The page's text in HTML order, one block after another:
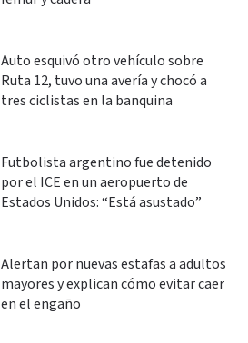
Auto esquivó otro vehículo sobre
Ruta 12, tuvo una avería y chocó a
tres ciclistas en la banquina
Futbolista argentino fue detenido
por el ICE en un aeropuerto de
Estados Unidos: “Está asustado”
Alertan por nuevas estafas a adultos
mayores y explican cómo evitar caer
en el engaño